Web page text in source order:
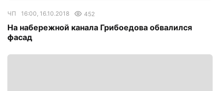
ЧП 16:00, 16.10.2018 452
На набережной канала Грибоедова обвалился
фасад